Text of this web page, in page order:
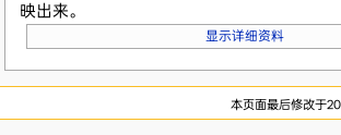
映出来。
显示详细资料
本页面最后修改于